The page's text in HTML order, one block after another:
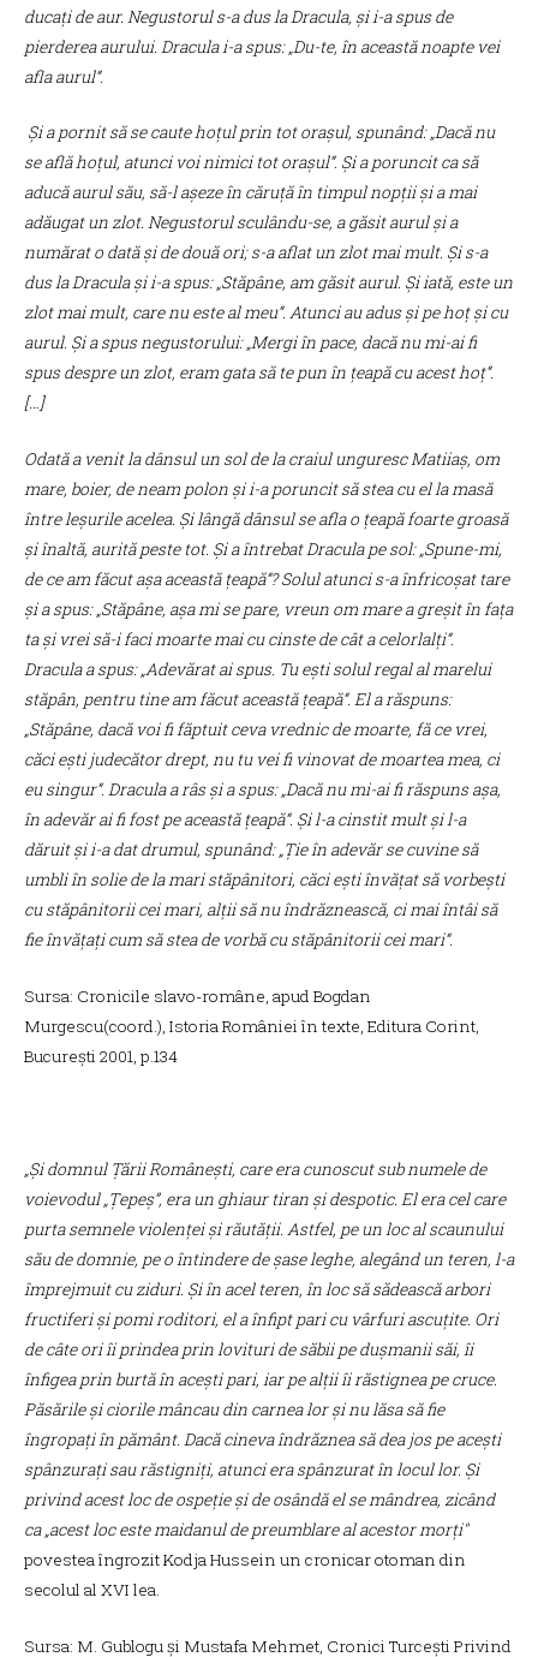
ducați de aur. Negustorul s-a dus la Dracula, și i-a spus de
pierderea aurului. Dracula i-a spus: „Du-te, în această noapte vei
afla aurul“.
Și a pornit să se caute hoțul prin tot orașul, spunând: „Dacă nu
se află hoțul, atunci voi nimici tot orașul“. Și a poruncit ca să
aducă aurul său, să-l așeze în căruță în timpul nopții și a mai
adăugat un zlot. Negustorul sculându-se, a găsit aurul și a
numărat o dată și de două ori; s-a aflat un zlot mai mult. Și s-a
dus la Dracula și i-a spus: „Stăpâne, am găsit aurul. Și iată, este un
zlot mai mult, care nu este al meu“. Atunci au adus și pe hoț și cu
aurul. Și a spus negustorului: „Mergi în pace, dacă nu mi-ai fi
spus despre un zlot, eram gata să te pun în țeapă cu acest hoț“.
[…]
Odată a venit la dânsul un sol de la craiul unguresc Matiiaş, om
mare, boier, de neam polon și i-a poruncit să stea cu el la masă
între leșurile acelea. Și lângă dânsul se afla o țeapă foarte groasă
și înaltă, aurită peste tot. Și a întrebat Dracula pe sol: „Spune-mi,
de ce am făcut așa această țeapă“? Solul atunci s-a înfricoșat tare
și a spus: „Stăpâne, așa mi se pare, vreun om mare a greșit în fața
ta și vrei să-i faci moarte mai cu cinste de cât a celorlalți“.
Dracula a spus: „Adevărat ai spus. Tu ești solul regal al marelui
stăpân, pentru tine am făcut această țeapă“. El a răspuns:
„Stăpâne, dacă voi fi făptuit ceva vrednic de moarte, fă ce vrei,
căci ești judecător drept, nu tu vei fi vinovat de moartea mea, ci
eu singur“. Dracula a râs și a spus: „Dacă nu mi-ai fi răspuns așa,
în adevăr ai fi fost pe această țeapă“. Şi l-a cinstit mult și l-a
dăruit și i-a dat drumul, spunând: „Ție în adevăr se cuvine să
umbli în solie de la mari stăpânitori, căci ești învățat să vorbești
cu stăpânitorii cei mari, alții să nu îndrăznească, ci mai întâi să
fie învățați cum să stea de vorbă cu stăpânitorii cei mari“.
Sursa: Cronicile slavo-române, apud Bogdan
Murgescu(coord.), Istoria României în texte, Editura Corint,
București 2001, p.134
„Și domnul Țării Românești, care era cunoscut sub numele de
voievodul „Țepeș”, era un ghiaur tiran și despotic. El era cel care
purta semnele violenței și răutății. Astfel, pe un loc al scaunului
său de domnie, pe o întindere de șase leghe, alegând un teren, l-a
împrejmuit cu ziduri. Și în acel teren, în loc să sădească arbori
fructiferi și pomi roditori, el a înfipt pari cu vârfuri ascuțite. Ori
de câte ori îi prindea prin lovituri de săbii pe dușmanii săi, îi
înfigea prin burtă în acești pari, iar pe alții îi răstignea pe cruce.
Păsările și ciorile mâncau din carnea lor și nu lăsa să fie
îngropați în pământ. Dacă cineva îndrăznea să dea jos pe acești
spânzurați sau răstigniți, atunci era spânzurat în locul lor. Și
privind acest loc de ospeție și de osândă el se mândrea, zicând
ca „acest loc este maidanul de preumblare al acestor morți"
povestea îngrozit Kodja Hussein un cronicar otoman din
secolul al XVI lea.
Sursa: M. Gublogu şi Mustafa Mehmet, Cronici Turceşti Privind